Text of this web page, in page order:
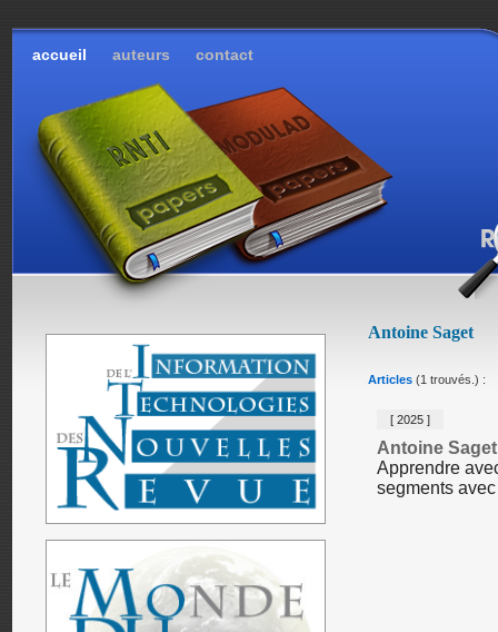
accueil auteurs contact
Antoine Saget
Articles (1 trouvés.) :
[ 2025 ]
Antoine Saget
Apprendre
segments